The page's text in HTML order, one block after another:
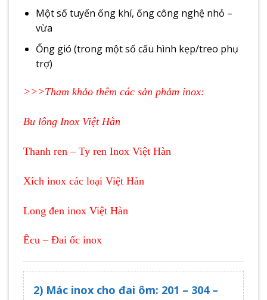
Một số tuyến ống khí, ống công nghệ nhỏ –
vừa
Ống gió (trong một số cấu hình kẹp/treo phụ
trợ)
>>>Tham khảo thêm các sản phảm inox:
Bu lông Inox Việt Hàn
Thanh ren – Ty ren Inox Việt Hàn
Xích inox các loại Việt Hàn
Long đen inox Việt Hàn
Êcu – Đai ốc inox
2) Mác inox cho đai ôm: 201 – 304 –